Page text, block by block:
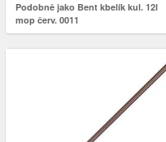
úklidové pomůcky,vybavení a
dekorace, domácnost,vybavení a
Podobně jako Bent kbelík kul. 12l
mop červ. 0011